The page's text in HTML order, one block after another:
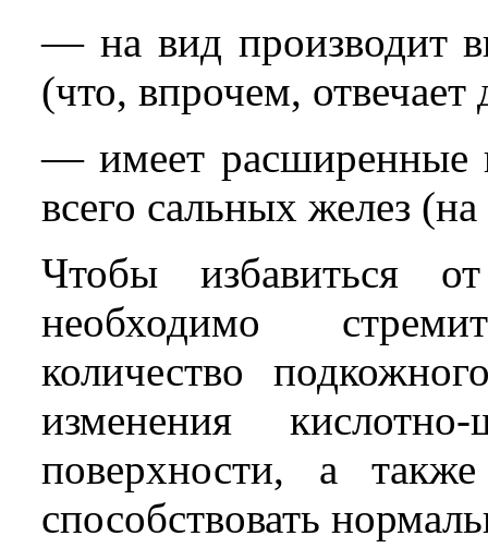
— на вид производит
(что, впрочем, отвечает
— имеет расширенные
всего сальных желез
Чтобы избавиться
необходимо
количество
изменения
поверхности, а
способствовать